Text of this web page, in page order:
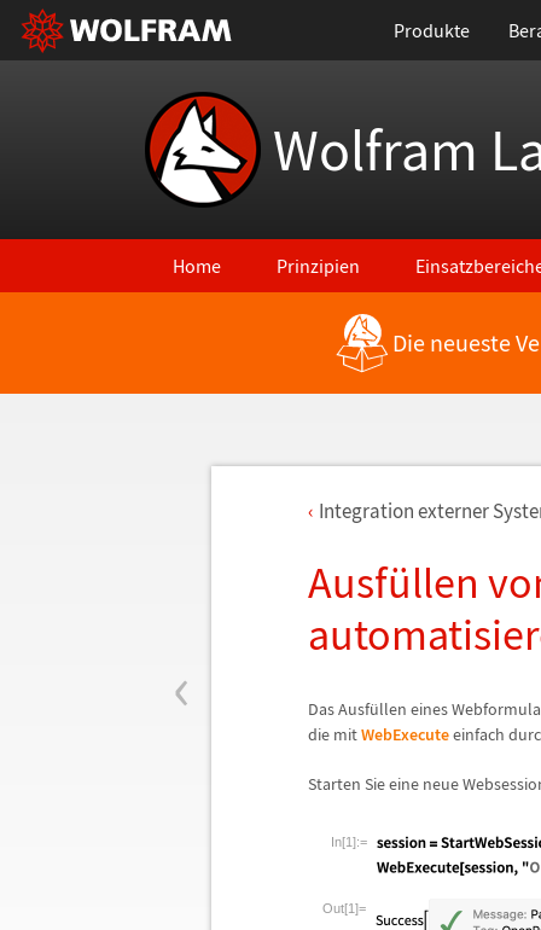
Produkte
Wolfram
Home Prinzipien
Die neueste
‹
Integration externer
Ausfüllen
Das Ausfüllen eines
die mitWebExecuteeinfach
Starten Sie eine neue
In[1]:=
Out[1]=